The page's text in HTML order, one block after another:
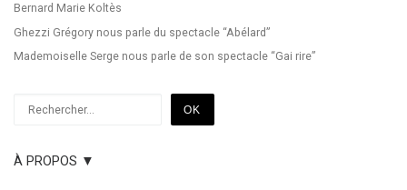
Bernard Marie Koltès
Ghezzi Grégory nous parle du spectacle “Abélard”
Mademoiselle Serge nous parle de son spectacle “Gai rire”
OK
À PROPOS ▼